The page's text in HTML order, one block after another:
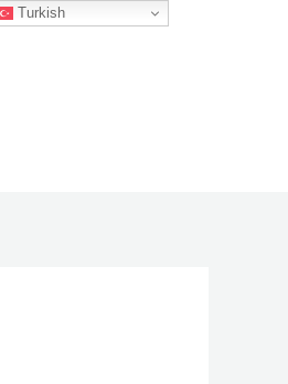
Turkish